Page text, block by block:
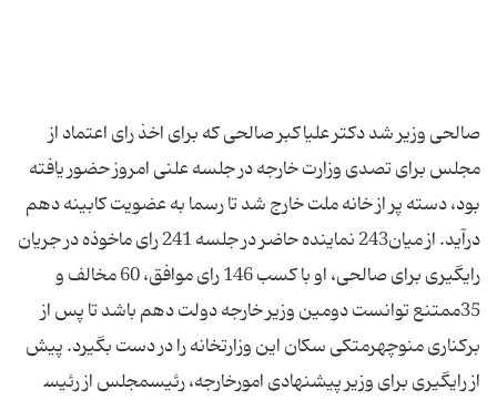
صالحی وزیر شد دکتر علی​اکبر صالحی که برای اخذ رای اعتماد از
مجلس برای تصدی وزارت خارجه در جلسه علنی امروز حضور یافته
بود، دسته پر از خانه ملت خارج شد تا رسما به عضویت کابینه دهم
درآید. از میان243 نماینده حاضر در جلسه 241 رای ماخوذه در جریان
رای​گیری برای صالحی، او با کسب 146 رای موافق، 60 مخالف و
35ممتنع توانست دومین وزیر خارجه دولت دهم باشد تا پس از
برکناری منوچهرمتکی سکان این وزارتخانه را در دست بگیرد. پیش
از رای​گیری برای وزیر پیشنهادی امورخارجه، رئیس​مجلس از رئیس​